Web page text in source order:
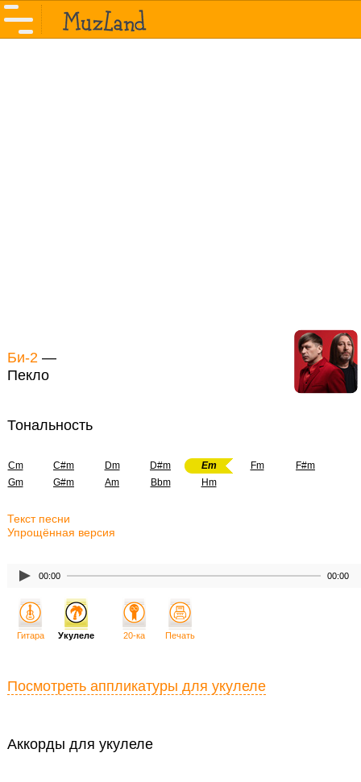
Би-2 —
Пекло
Тональность
Cm C#m Dm D#m Em Fm
F#m
Gm
G#m Am Bbm Hm
Текст песни
Упрощённая версия
00:00 00:00
Аккорды для укулеле
Гитара Укулеле 20-ка Печать
Посмотреть аппликатуры для укулеле